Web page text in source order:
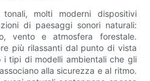
molti moderni dispositivi
di paesaggi sonori naturali:
vento e atmosfera forestale.
più rilassanti dal punto di vista
i tipi di modelli ambientali che gli
alla sicurezza e al ritmo.